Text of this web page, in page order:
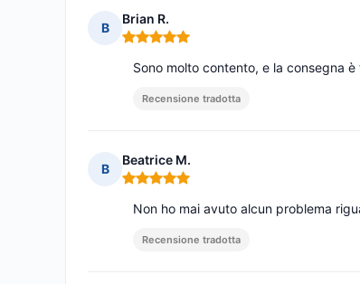
B
Brian R.
Nota: 5 su 5
Sono molto contento, e la consegna
Recensione tradotta
B
Beatrice M.
Nota: 5 su 5
Non ho mai avuto alcun problema
Recensione tradotta